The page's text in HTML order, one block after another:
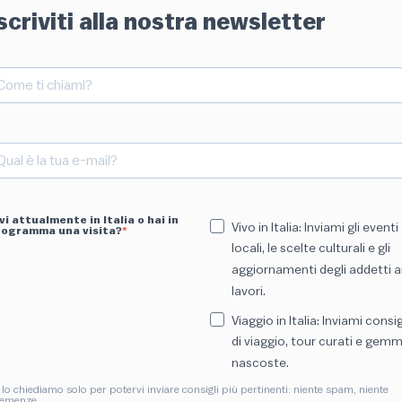
alla nostra newsletter
attualmente in Italia o hai in
una visita?
Vivo in Italia: Inviami gli eventi
locali, le scelte culturali e gli
aggiornamenti degli addetti ai
lavori.
Viaggio in Italia: Inviami
di viaggio, tour curati e
nascoste.
lo chiediamo solo per potervi inviare consigli più pertinenti: niente spam, niente